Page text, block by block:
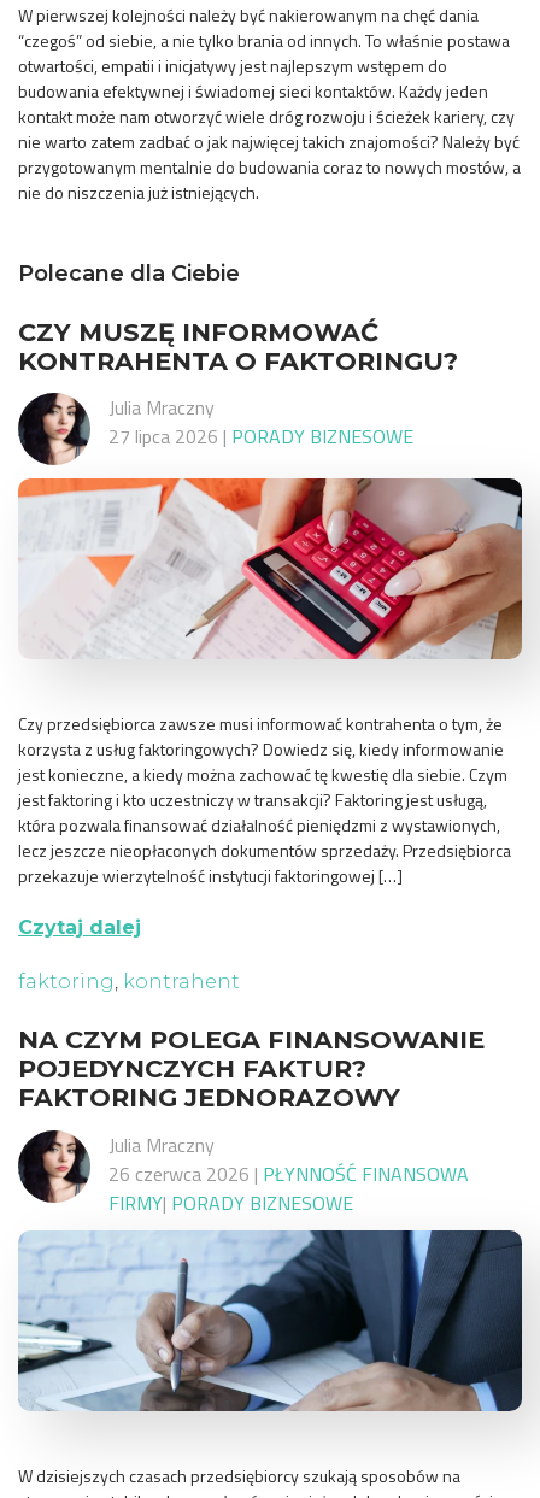
W pierwszej kolejności należy być nakierowanym na chęć dania
“czegoś” od siebie, a nie tylko brania od innych. To właśnie postawa
otwartości, empatii i inicjatywy jest najlepszym wstępem do
budowania efektywnej i świadomej sieci kontaktów. Każdy jeden
kontakt może nam otworzyć wiele dróg rozwoju i ścieżek kariery, czy
nie warto zatem zadbać o jak najwięcej takich znajomości? Należy być
przygotowanym mentalnie do budowania coraz to nowych mostów, a
nie do niszczenia już istniejących.
Polecane dla Ciebie
CZY MUSZĘ INFORMOWAĆ
KONTRAHENTA O FAKTORINGU?
Julia Mraczny
27 lipca 2026 | PORADY BIZNESOWE
Czy przedsiębiorca zawsze musi informować kontrahenta o tym, że
korzysta z usług faktoringowych? Dowiedz się, kiedy informowanie
jest konieczne, a kiedy można zachować tę kwestię dla siebie. Czym
jest faktoring i kto uczestniczy w transakcji? Faktoring jest usługą,
która pozwala finansować działalność pieniędzmi z wystawionych,
lecz jeszcze nieopłaconych dokumentów sprzedaży. Przedsiębiorca
przekazuje wierzytelność instytucji faktoringowej […]
Czytaj dalej
faktoring, kontrahent
NA CZYM POLEGA FINANSOWANIE
POJEDYNCZYCH FAKTUR?
FAKTORING JEDNORAZOWY
Julia Mraczny
26 czerwca 2026 | PŁYNNOŚĆ FINANSOWA
FIRMY| PORADY BIZNESOWE
W dzisiejszych czasach przedsiębiorcy szukają sposobów na